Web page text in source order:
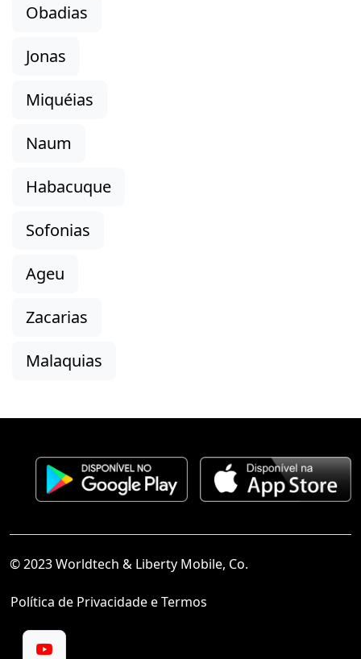
Obadias
Jonas
Miquéias
Naum
Habacuque
Sofonias
Ageu
Zacarias
Malaquias
© 2023 Worldtech & Liberty Mobile, Co.
Política de Privacidade e Termos